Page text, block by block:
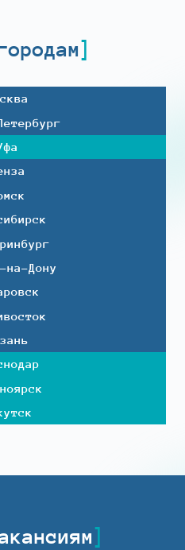
на-Дону